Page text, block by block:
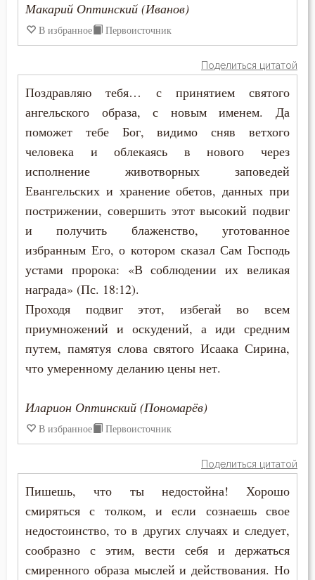
Курение
Лесть
Лицемерие
Ложь
Любовь
Любовь Божия
Любовь к Богу
Любомудрие
Месть
Мечта
Милостыня
Мир
Молитва
Молчание
Монастырь
Макарий Оптинский (Иванов)
В избранное Первоисточник
Поделиться цитатой
Поздравляю тебя… с принятием святого
ангельского образа, с новым именем. Да
поможет тебе Бог, видимо сняв ветхого
человека и облекаясь в нового через
исполнение животворных заповедей
Евангельских и хранение обетов, данных при
пострижении, совершить этот высокий подвиг
и получить блаженство, уготованное
избранным Его, о котором сказал Сам Господь
устами пророка: «В соблюдении их великая
награда» (Пс. 18:12).
Проходя подвиг этот, избегай во всем
приумножений и оскудений, а иди средним
путем, памятуя слова святого Исаака Сирина,
что умеренному деланию цены нет.
Иларион Оптинский (Пономарёв)
В избранное Первоисточник
Поделиться цитатой
Пишешь, что ты недостойна! Хорошо
смиряться с толком, и если сознаешь свое
недостоинство, то в других случаях и следует,
сообразно с этим, вести себя и держаться
смиренного образа мыслей и действования. Но